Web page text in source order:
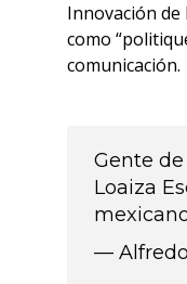
Innovación de
como
comunicación.
Gente
Loaiza
—